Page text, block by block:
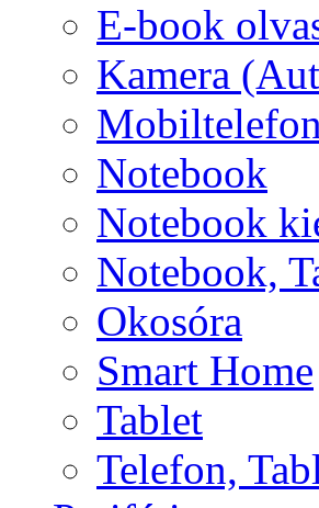
E-book
Kamera
Mobiltelefon
Notebook
Notebook
Notebook,
Okosóra
Smart Home
Tablet
Telefon,